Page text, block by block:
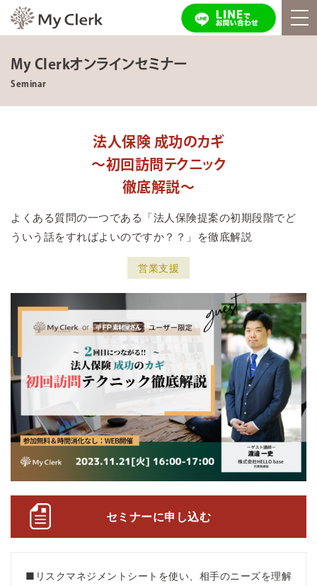
My Clerkオンラインセミナー
Seminar
法人保険 成功のカギ
～初回訪問テクニック
徹底解説～
よくある質問の一つである「法人保険提案の初期段階でど
ういう話をすればよいのですか？？」を徹底解説
営業支援
セミナーに申し込む
■リスクマネジメントシートを使い、相手のニーズを理解